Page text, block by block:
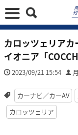
カロッツェリア
イオニア「
2023/09/21 15:54
カーナビ／カーAV
カロッツェリア